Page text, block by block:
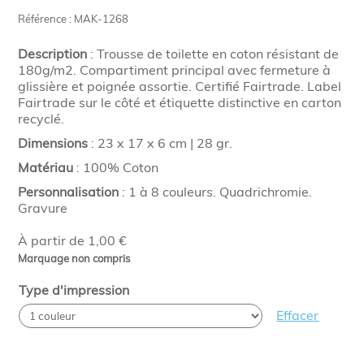
Référence : MAK-1268
À partir de 1,00 €
Marquage non compris
Description : Trousse de toilette en coton résistant de
180g/m2. Compartiment principal avec fermeture à
glissière et poignée assortie. Certifié Fairtrade. Label
Fairtrade sur le côté et étiquette distinctive en carton
recyclé.
Dimensions : 23 x 17 x 6 cm | 28 gr.
Matériau : 100% Coton
Personnalisation : 1 à 8 couleurs. Quadrichromie.
Gravure
Type d'impression
Effacer